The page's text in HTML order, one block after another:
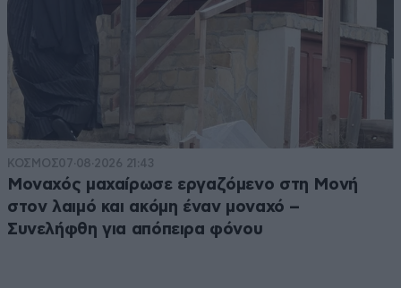
ΚΟΣΜΟΣ07·08·2026 21:43
Μοναχός μαχαίρωσε εργαζόμενο στη Μονή
στον λαιμό και ακόμη έναν μοναχό –
Συνελήφθη για απόπειρα φόνου